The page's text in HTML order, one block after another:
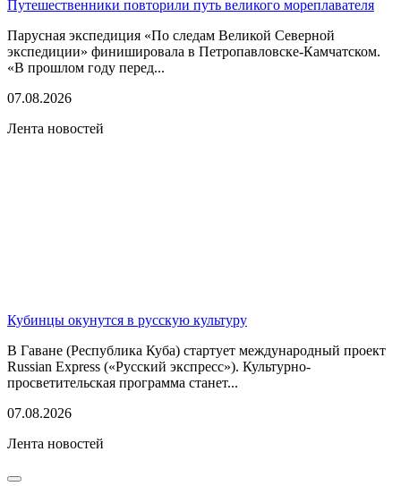
Путешественники повторили путь великого мореплавателя
Парусная экспедиция «По следам Великой Северной
экспедиции» финишировала в Петропавловске-Камчатском.
«В прошлом году перед...
07.08.2026
Лента новостей
Кубинцы окунутся в русскую культуру
В Гаване (Республика Куба) стартует международный проект
Russian Express («Русский экспресс»). Культурно-
просветительская программа станет...
07.08.2026
Лента новостей